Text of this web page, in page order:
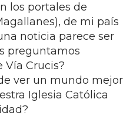
los portales de
de mi país
noticia parece ser
preguntamos
Vía Crucis?
ver un mundo mejor
Iglesia Católica